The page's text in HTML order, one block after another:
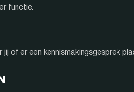
functie.
jij of er een kennismakingsgesprek